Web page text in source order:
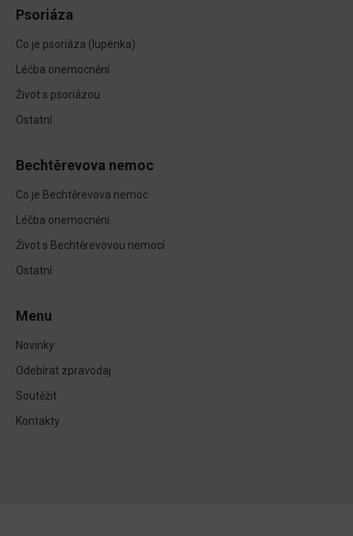
Psoriáza
Co je psoriáza (lupénka)
Léčba onemocnění
Život s psoriázou
Ostatní
Bechtěrevova nemoc
Co je Bechtěrevova nemoc
Léčba onemocnění
Život s Bechtěrevovou nemocí
Ostatní
Menu
Novinky
Odebírat zpravodaj
Soutěžit
Kontakty